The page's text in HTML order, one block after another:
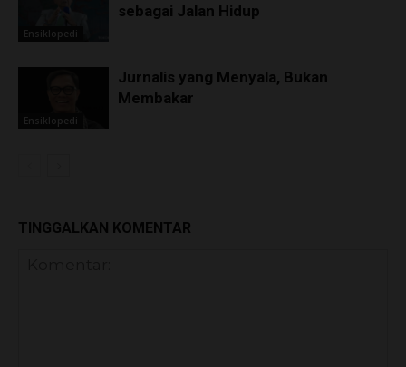
Ensiklopedi
sebagai Jalan Hidup
Ensiklopedi
Jurnalis yang Menyala, Bukan
Membakar
TINGGALKAN KOMENTAR